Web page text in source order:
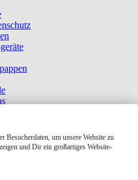
Besucherdaten, um unsere Website zu
und Dir ein großartiges Website-